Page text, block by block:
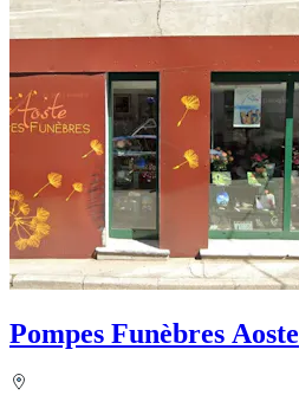
Pompes Funèbres Aoste